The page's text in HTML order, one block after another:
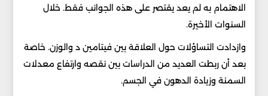
الاهتمام به لم يعد يقتصر على هذه الجوانب فقط. خلال
السنوات الأخيرة.
وازدادت التساؤلات حول العلاقة بين فيتامين د والوزن. خاصة
بعد أن ربطت العديد من الدراسات بين نقصه وارتفاع معدلات
السمنة وزيادة الدهون في الجسم.